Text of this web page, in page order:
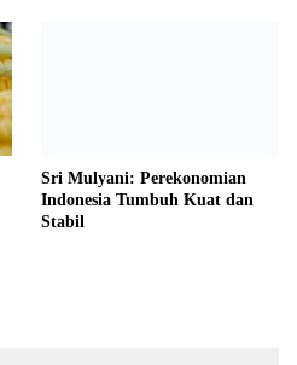
Sri Mulyani: Perekonomian
Indonesia Tumbuh Kuat dan
Stabil